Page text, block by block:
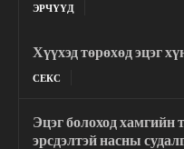
ЭРЧҮҮД
Хүүхэд төрөхөд эцэг
СЕКС
Эцэг болоход хамгийн
эрсдэлтэй насны